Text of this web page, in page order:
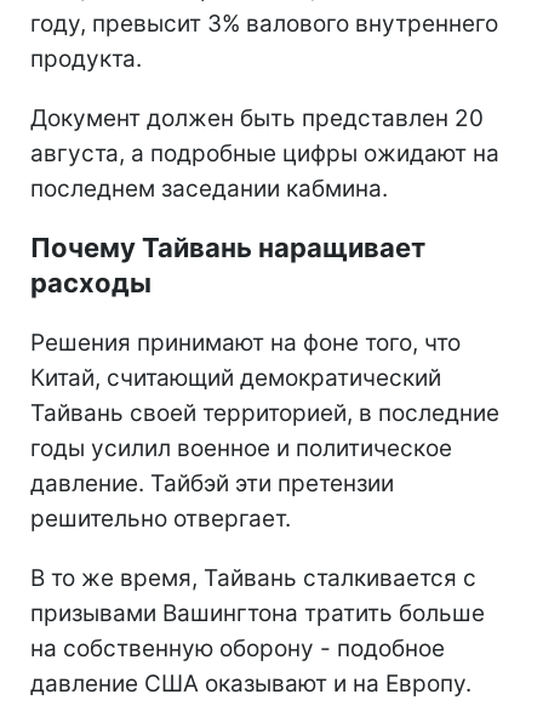
году, превысит 3% валового внутреннего
продукта.
Документ должен быть представлен 20
августа, а подробные цифры ожидают на
последнем заседании кабмина.
Почему Тайвань наращивает
расходы
Решения принимают на фоне того, что
Китай, считающий демократический
Тайвань своей территорией, в последние
годы усилил военное и политическое
давление. Тайбэй эти претензии
решительно отвергает.
В то же время, Тайвань сталкивается с
призывами Вашингтона тратить больше
на собственную оборону - подобное
давление США оказывают и на Европу.